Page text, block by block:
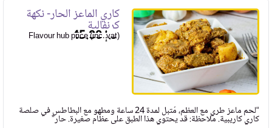
كاري الماعز الحار- نكهة
كرنفالية
45.00
Flavour hub price (inc. vat)
“لحم ماعز طري مع العظم، مُتبل لمدة 24 ساعة ومطهو مع البطاطس في صلصة
كاري كاريبية. ملاحظة: قد يحتوي هذا الطبق على عظام صغيرة. حار”